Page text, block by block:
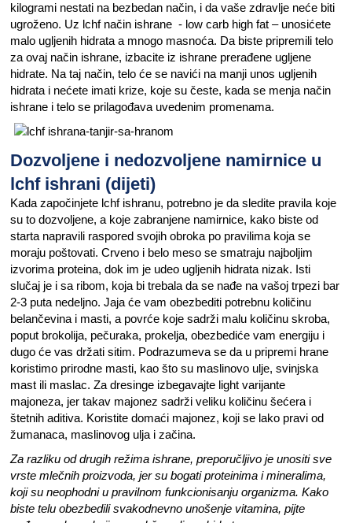
kilogrami nestati na bezbedan način, i da vaše zdravlje neće biti
ugroženo. Uz lchf način ishrane - low carb high fat – unosićete
malo ugljenih hidrata a mnogo masnoća. Da biste pripremili telo
za ovaj način ishrane, izbacite iz ishrane prerađene ugljene
hidrate. Na taj način, telo će se navići na manji unos ugljenih
hidrata i nećete imati krize, koje su česte, kada se menja način
ishrane i telo se prilagođava uvedenim promenama.
Dozvoljene i nedozvoljene namirnice u
lchf ishrani (dijeti)
Kada započinjete lchf ishranu, potrebno je da sledite pravila koje
su to dozvoljene, a koje zabranjene namirnice, kako biste od
starta napravili raspored svojih obroka po pravilima koja se
moraju poštovati. Crveno i belo meso se smatraju najboljim
izvorima proteina, dok im je udeo ugljenih hidrata nizak. Isti
slučaj je i sa ribom, koja bi trebala da se nađe na vašoj trpezi bar
2-3 puta nedeljno. Jaja će vam obezbediti potrebnu količinu
belančevina i masti, a povrće koje sadrži malu količinu skroba,
poput brokolija, pečuraka, prokelja, obezbediće vam energiju i
dugo će vas držati sitim. Podrazumeva se da u pripremi hrane
koristimo prirodne masti, kao što su maslinovo ulje, svinjska
mast ili maslac. Za dresinge izbegavajte light varijante
majoneza, jer takav majonez sadrži veliku količinu šećera i
štetnih aditiva. Koristite domaći majonez, koji se lako pravi od
žumanaca, maslinovog ulja i začina.
Za razliku od drugih režima ishrane, preporučljivo je unositi sve
vrste mlečnih proizvoda, jer su bogati proteinima i mineralima,
koji su neophodni u pravilnom funkcionisanju organizma. Kako
biste telu obezbedili svakodnevno unošenje vitamina, pijte